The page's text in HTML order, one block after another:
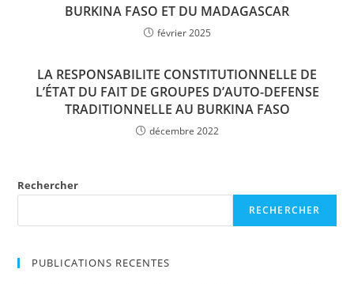
BURKINA FASO ET DU MADAGASCAR
février 2025
LA RESPONSABILITE CONSTITUTIONNELLE DE
L’ÉTAT DU FAIT DE GROUPES D’AUTO-DEFENSE
TRADITIONNELLE AU BURKINA FASO
décembre 2022
Rechercher
RECHERCHER
PUBLICATIONS RECENTES